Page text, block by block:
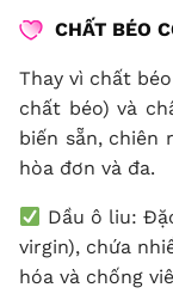
CHẤT BÉO
Thay vì chất
chất béo) và
biến sẵn, chiên
hòa đơn và đa.
Dầu ô liu:
virgin), chứa
hóa và chống